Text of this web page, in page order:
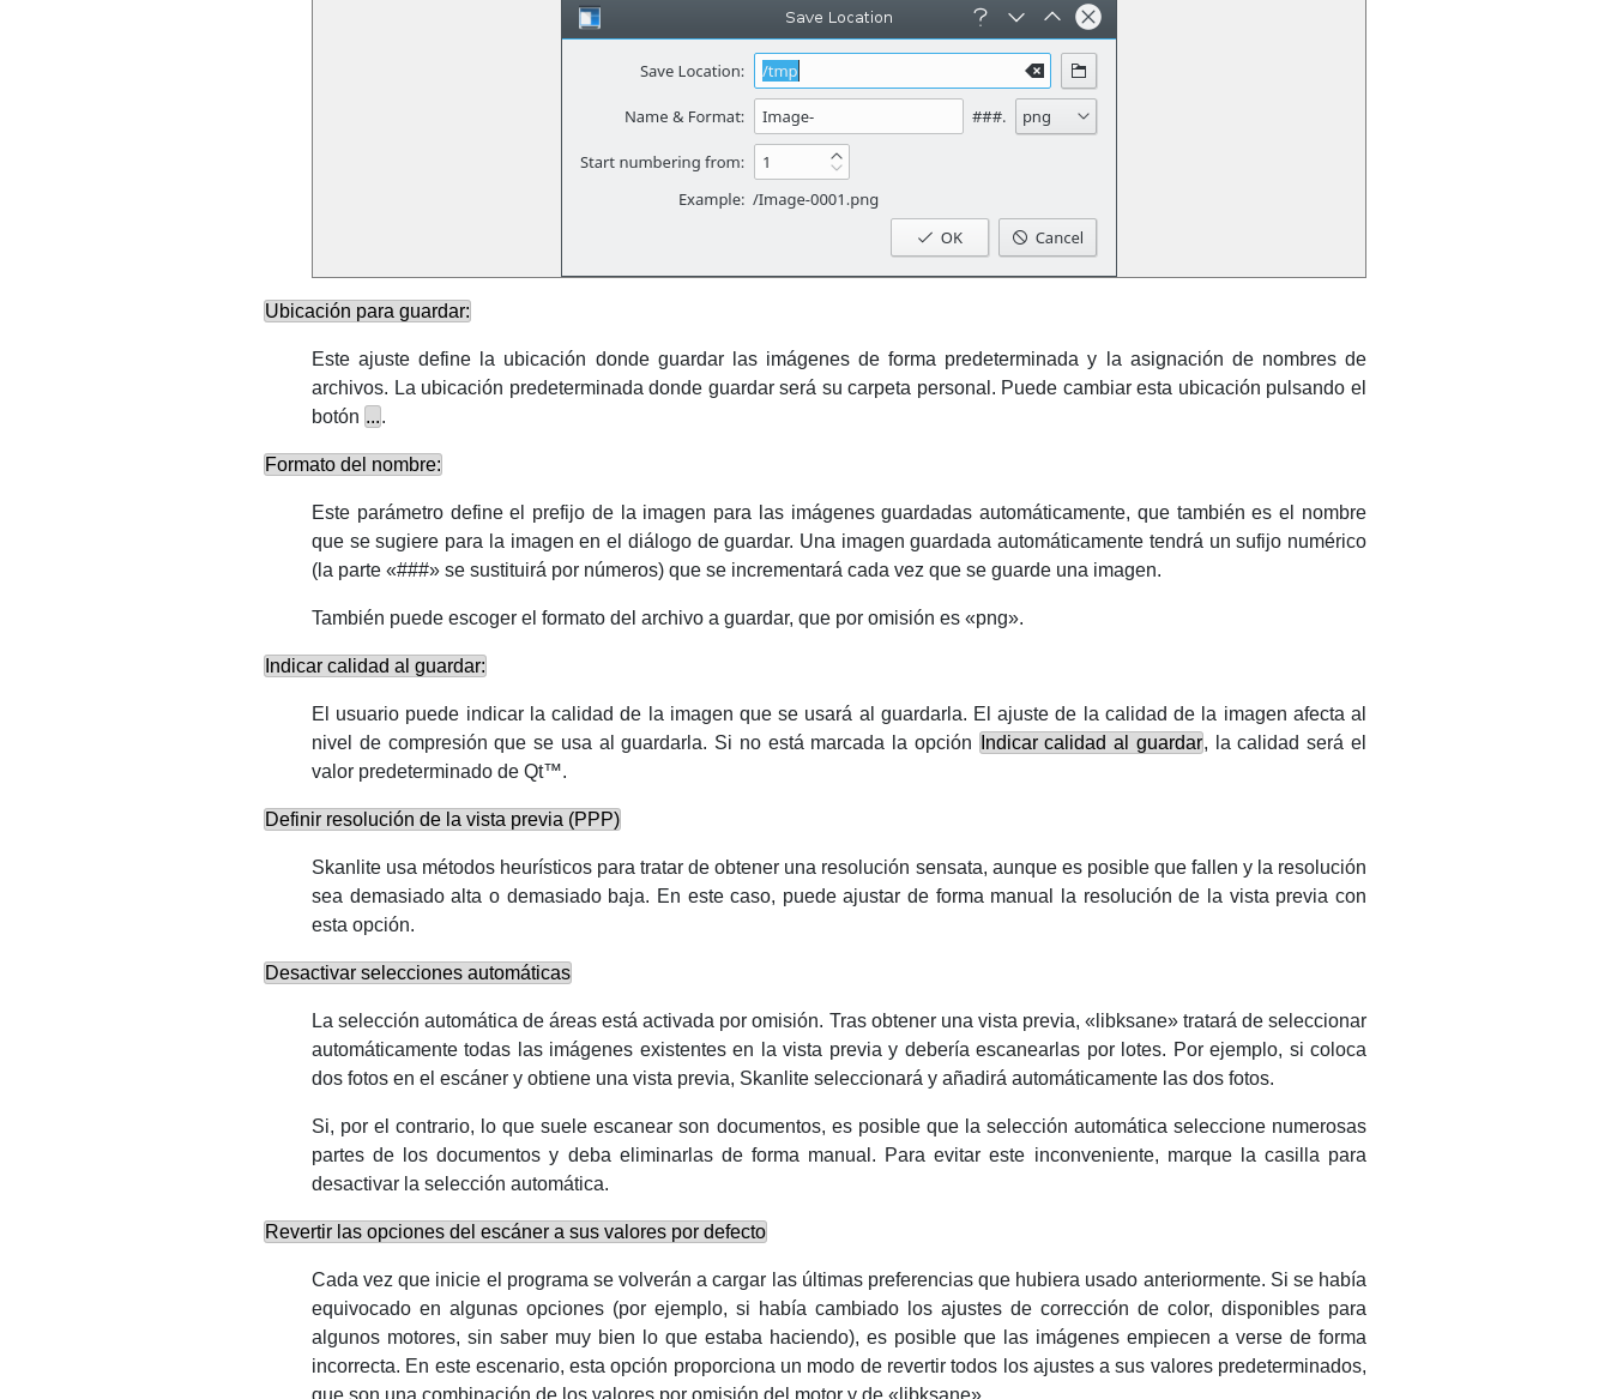
Ubicación para guardar:
Este ajuste define la ubicación donde guardar las imágenes de forma predeterminada y la asignación de nombres de
archivos. La ubicación predeterminada donde guardar será su carpeta personal. Puede cambiar esta ubicación pulsando el
botón ....
Formato del nombre:
Este parámetro define el prefijo de la imagen para las imágenes guardadas automáticamente, que también es el nombre
que se sugiere para la imagen en el diálogo de guardar. Una imagen guardada automáticamente tendrá un sufijo numérico
(la parte «###» se sustituirá por números) que se incrementará cada vez que se guarde una imagen.
También puede escoger el formato del archivo a guardar, que por omisión es «png».
Indicar calidad al guardar:
El usuario puede indicar la calidad de la imagen que se usará al guardarla. El ajuste de la calidad de la imagen afecta al
nivel de compresión que se usa al guardarla. Si no está marcada la opción
Indicar calidad al guardar, la calidad será el
valor predeterminado de Qt™.
Definir resolución de la vista previa (PPP)
Skanlite usa métodos heurísticos para tratar de obtener una resolución sensata, aunque es posible que fallen y la resolución
sea demasiado alta o demasiado baja. En este caso, puede ajustar de forma manual la resolución de la vista previa con
esta opción.
Desactivar selecciones automáticas
La selección automática de áreas está activada por omisión. Tras obtener una vista previa, «libksane» tratará de seleccionar
automáticamente todas las imágenes existentes en la vista previa y debería escanearlas por lotes. Por ejemplo, si coloca
dos fotos en el escáner y obtiene una vista previa, Skanlite seleccionará y añadirá automáticamente las dos fotos.
Si, por el contrario, lo que suele escanear son documentos, es posible que la selección automática seleccione numerosas
partes de los documentos y deba eliminarlas de forma manual. Para evitar este inconveniente, marque la casilla para
desactivar la selección automática.
Revertir las opciones del escáner a sus valores por defecto
Cada vez que inicie el programa se volverán a cargar las últimas preferencias que hubiera usado anteriormente. Si se había
equivocado en algunas opciones (por ejemplo, si había cambiado los ajustes de corrección de color, disponibles para
algunos motores, sin saber muy bien lo que estaba haciendo), es posible que las imágenes empiecen a verse de forma
incorrecta. En este escenario, esta opción proporciona un modo de revertir todos los ajustes a sus valores predeterminados,
que son una combinación de los valores por omisión del motor y de «libksane».